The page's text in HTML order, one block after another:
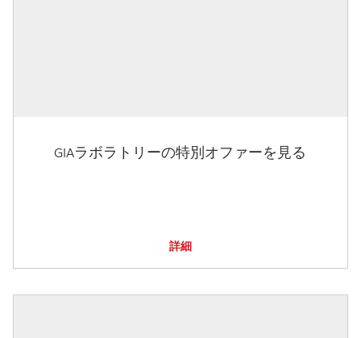
GIAラボラトリーの特別オファーを見る
詳細